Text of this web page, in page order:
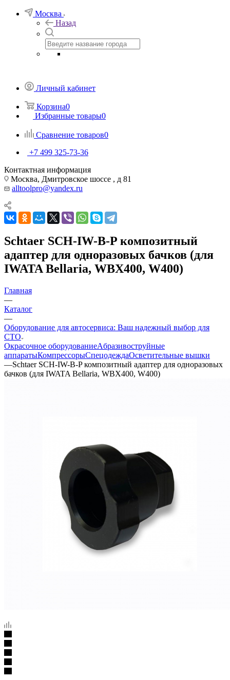
Москва
Назад
Личный кабинет
Корзина0
Избранные товары0
Сравнение товаров0
+7 499 325-73-36
Контактная информация
Москва, Дмитровское шоссе , д 81
alltoolpro@yandex.ru
Schtaer SCH-IW-B-P композитный
адаптер для одноразовых бачков (для
IWATA Bellaria, WBX400, W400)
Главная
—
Каталог
—
Оборудование для автосервиса: Ваш надежный выбор для
СТО
Окрасочное оборудованиеAбразивоструйные
аппаратыКомпрессорыСпецодеждаОсветительные вышки
—Schtaer SCH-IW-B-P композитный адаптер для одноразовых
бачков (для IWATA Bellaria, WBX400, W400)